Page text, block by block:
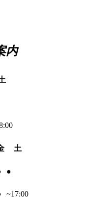
内
土
●
~17:00